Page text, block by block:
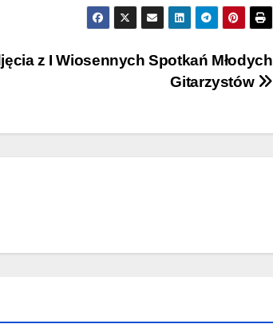
z I Wiosennych Spotkań Młodych
Gitarzystów